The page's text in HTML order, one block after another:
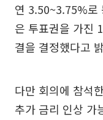
연 3.50~3.75%로
은 투표권을 가진
결을 결정했다고
다만 회의에 참석
추가 금리 인상 가